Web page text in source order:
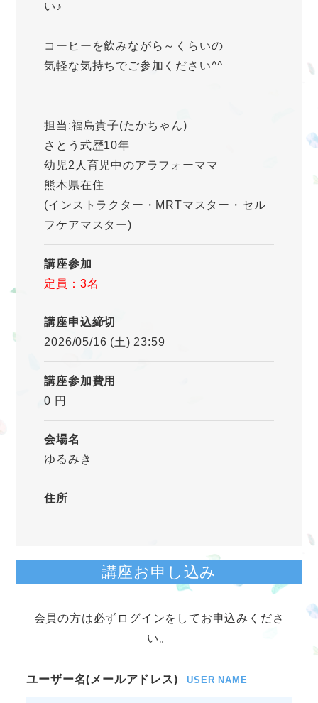
い♪
コーヒーを飲みながら～くらいの
気軽な気持ちでご参加ください^^
担当:福島貴子(たかちゃん)
さとう式歴10年
幼児2人育児中のアラフォーママ
熊本県在住
(インストラクター・MRTマスター・セル
フケアマスター)
講座参加
定員：3名
講座申込締切
2026/05/16 (土) 23:59
講座参加費用
0 円
会場名
ゆるみき
住所
講座お申し込み
会員の方は必ずログインをしてお申込みくださ
い。
ユーザー名(メールアドレス) USER NAME